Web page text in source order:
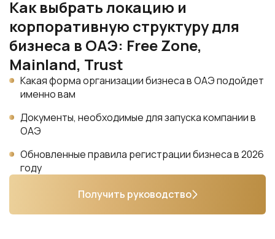
Как выбрать локацию и
корпоративную структуру для
бизнеса в ОАЭ: Free Zone,
Mainland, Trust
Какая форма организации бизнеса в ОАЭ подойдет
именно вам
Документы, необходимые для запуска компании в
ОАЭ
Обновленные правила регистрации бизнеса в 2026
году
Получить руководство